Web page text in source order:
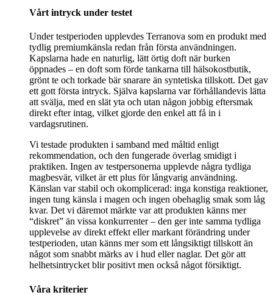
Vårt intryck under testet
Under testperioden upplevdes Terranova som en produkt med
tydlig premiumkänsla redan från första användningen.
Kapslarna hade en naturlig, lätt örtig doft när burken
öppnades – en doft som förde tankarna till hälsokostbutik,
grönt te och torkade bär snarare än syntetiska tillskott. Det gav
ett gott första intryck. Själva kapslarna var förhållandevis lätta
att svälja, med en slät yta och utan någon jobbig eftersmak
direkt efter intag, vilket gjorde den enkel att få in i
vardagsrutinen.
Vi testade produkten i samband med måltid enligt
rekommendation, och den fungerade överlag smidigt i
praktiken. Ingen av testpersonerna upplevde några tydliga
magbesvär, vilket är ett plus för långvarig användning.
Känslan var stabil och okomplicerad: inga konstiga reaktioner,
ingen tung känsla i magen och ingen obehaglig smak som låg
kvar. Det vi däremot märkte var att produkten känns mer
“diskret” än vissa konkurrenter – den ger inte samma tydliga
upplevelse av direkt effekt eller markant förändring under
testperioden, utan känns mer som ett långsiktigt tillskott än
något som snabbt märks av i hud eller naglar. Det gör att
helhetsintrycket blir positivt men också något försiktigt.
Våra kriterier